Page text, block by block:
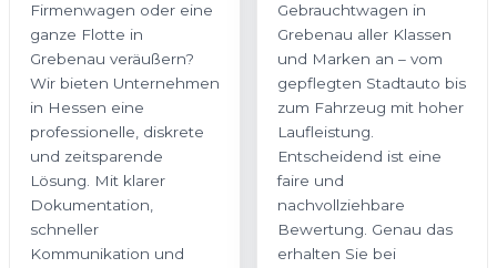
Firmenwagen oder eine
ganze Flotte in
Grebenau veräußern?
Wir bieten Unternehmen
in Hessen eine
professionelle, diskrete
und zeitsparende
Lösung. Mit klarer
Dokumentation,
schneller
Kommunikation und
Gebrauchtwagen in
Grebenau aller Klassen
und Marken an – vom
gepflegten Stadtauto bis
zum Fahrzeug mit hoher
Laufleistung.
Entscheidend ist eine
faire und
nachvollziehbare
Bewertung. Genau das
erhalten Sie bei